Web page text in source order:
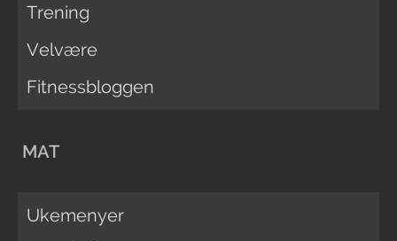
Trening
Velvære
Fitnessbloggen
MAT
Ukemenyer